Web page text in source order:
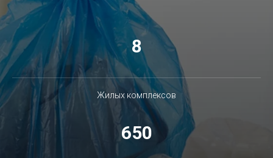
8
Жилых комплексов
650